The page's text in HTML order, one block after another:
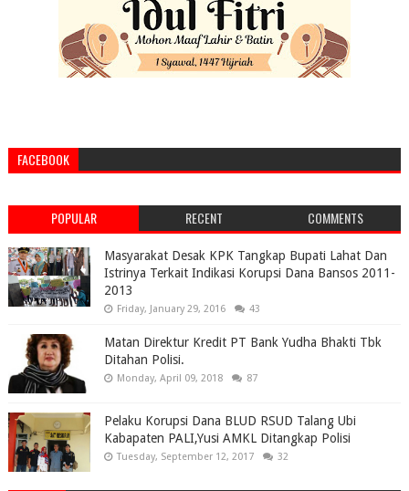
FACEBOOK
POPULAR RECENT COMMENTS
Masyarakat Desak KPK Tangkap Bupati Lahat Dan
Istrinya Terkait Indikasi Korupsi Dana Bansos 2011-
2013
Friday, January 29, 2016 43
Matan Direktur Kredit PT Bank Yudha Bhakti Tbk
Ditahan Polisi.
Monday, April 09, 2018 87
Pelaku Korupsi Dana BLUD RSUD Talang Ubi
Kabapaten PALI,Yusi AMKL Ditangkap Polisi
Tuesday, September 12, 2017 32